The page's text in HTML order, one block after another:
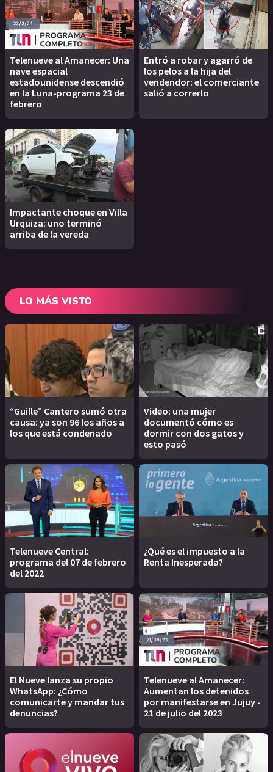
Telenueve al Amanecer: Una
nave espacial
estadounidense descendió
en la Luna-programa 23 de
febrero
Entró a robar y agarró de
los pelos a la hija del
vendendor: el comerciante
salió a correrlo
Impactante choque en Villa
Urquiza: uno terminó
arriba de la vereda
LO MÁS VISTO
“Guille” Cantero sumó otra
causa: ya son 96 los años a
los que está condenado
Video: una mujer
documentó cómo es
dormir con dos gatos y
esto pasó
Telenueve Central:
programa del 07 de febrero
del 2022
¿Qué es el impuesto a la
Renta Inesperada?
El Nueve lanza su propio
WhatsApp: ¿Cómo
comunicarte y mandar tus
denuncias?
Telenueve al Amanecer:
Aumentan los detenidos
por manifestarse en Jujuy -
21 de julio del 2023